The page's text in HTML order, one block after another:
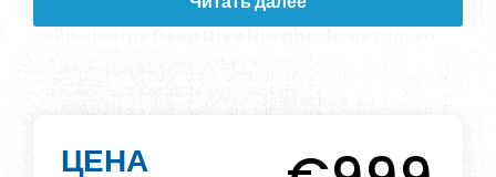
Обучение по программе Divemaster в нашем
дает вам возможность приобрести знания и
опыт, но и помогает развить качества и умения,
необходимые потенциальному инструктору по
квалифицированными профессионалами,
ЦЕНА